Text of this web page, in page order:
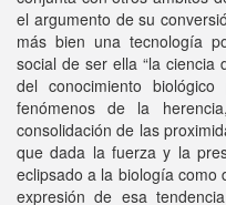
el argumento de su
más bien una tecnología
social de ser ella “la ciencia
del conocimiento
fenómenos de la
consolidación de las
que dada la fuerza y la
eclipsado a la biología como
expresión de esa